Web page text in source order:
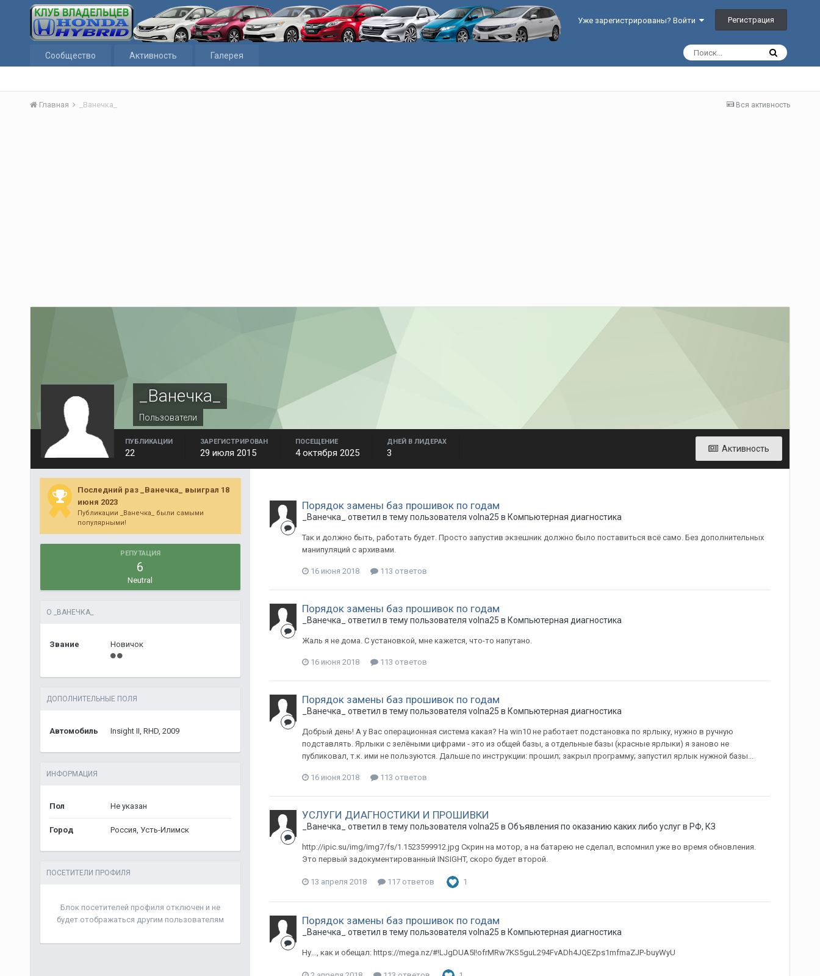
Уже зарегистрированы? Войти Регистрация
Сообщество Активность Галерея
Вся активность
Главная _Ванечка_
_Ванечка_
Пользователи
Активность
ПУБЛИКАЦИИ
22
ЗАРЕГИСТРИРОВАН
29 июля 2015
ПОСЕЩЕНИЕ
4 октября 2025
ДНЕЙ В ЛИДЕРАХ
3
Последний раз _Ванечка_ выиграл 18
июня 2023
Публикации _Ванечка_ были самыми
популярными!
РЕПУТАЦИЯ
6
Neutral
О _ВАНЕЧКА_
Звание Новичок
ДОПОЛНИТЕЛЬНЫЕ ПОЛЯ
Автомобиль Insight II, RHD, 2009
ИНФОРМАЦИЯ
Пол Не указан
Город Россия, Усть-Илимск
ПОСЕТИТЕЛИ ПРОФИЛЯ
Блок посетителей профиля отключен и не
будет отображаться другим пользователям
Порядок замены баз прошивок по годам
_Ванечка_ ответил в тему пользователя volna25 в Компьютерная диагностика
Так и должно быть, работать будет. Просто запустив экзешник должно было поставиться всё само. Без дополнительных
манипуляций с архивами.
16 июня 2018 113 ответов
Порядок замены баз прошивок по годам
_Ванечка_ ответил в тему пользователя volna25 в Компьютерная диагностика
Жаль я не дома. С установкой, мне кажется, что-то напутано.
16 июня 2018 113 ответов
Порядок замены баз прошивок по годам
_Ванечка_ ответил в тему пользователя volna25 в Компьютерная диагностика
Добрый день! А у Вас операционная система какая? На win10 не работает подстановка по ярлыку, нужно в ручную
подставлять. Ярлыки с зелёными цифрами - это из общей базы, а отдельные базы (красные ярлыки) я заново не
публиковал, т.к. ими не пользуются. Дальше по инструкции: прошил; закрыл программу; запустил ярлык нужной базы...
16 июня 2018 113 ответов
УСЛУГИ ДИАГНОСТИКИ И ПРОШИВКИ
_Ванечка_ ответил в тему пользователя volna25 в Объявления по оказанию каких либо услуг в РФ, КЗ
http://ipic.su/img/img7/fs/1.1523599912.jpg Скрин на мотор, а на батарею не сделал, вспомнил уже во время обновления.
Это первый задокументированный INSIGHT, скоро будет второй.
13 апреля 2018 117 ответов 1
Порядок замены баз прошивок по годам
_Ванечка_ ответил в тему пользователя volna25 в Компьютерная диагностика
Ну..., как и обещал: https://mega.nz/#!LJgDUA5I!ofrMRw7KS5guL294FvADh4JQEZps1mfmaZJP-buyWyU